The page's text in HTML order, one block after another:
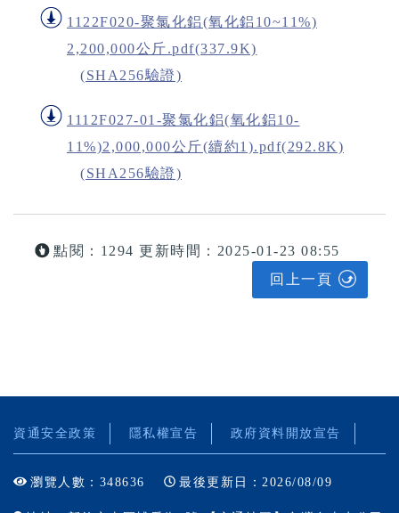
1122F020-聚氯化鋁(氧化鋁10~11%)
2,200,000公斤.pdf(337.9K)
(SHA256驗證)
1112F027-01-聚氯化鋁(氧化鋁10-
11%)2,000,000公斤(續約1).pdf(292.8K)
(SHA256驗證)
點閱：1294 更新時間：2025-01-23 08:55
回上一頁
資通安全政策 隱私權宣告 政府資料開放宣告
瀏覽人數：348636 最後更新日：2026/08/09